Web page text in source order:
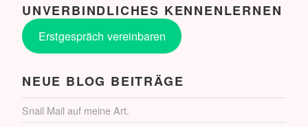
UNVERBINDLICHES KENNENLERNEN
Erstgespräch vereinbaren
NEUE BLOG BEITRÄGE
Snail Mail auf meine Art.